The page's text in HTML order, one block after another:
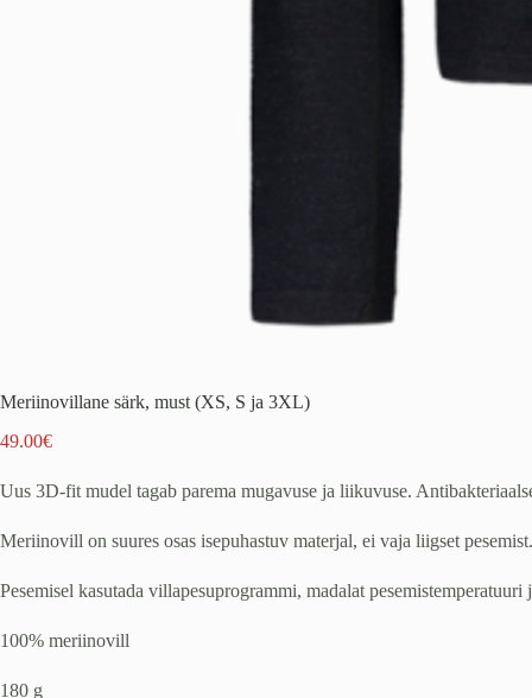
Meriinovillane särk, must (XS, S ja 3XL)
49.00€
Uus 3D-fit mudel tagab parema mugavuse ja liikuvuse.
Meriinovill on suures osas isepuhastuv materjal, ei vaja liigset pesemist.
Pesemisel kasutada villapesuprogrammi, madalat
100% meriinovill
180 g